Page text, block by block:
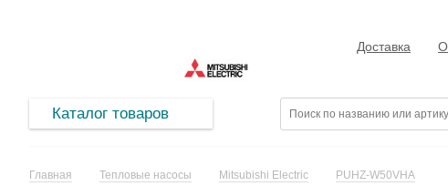
Доставка
Каталог товаров
Главная Тепловые насосы Mitsubishi Electric PUHZ-W50VHA